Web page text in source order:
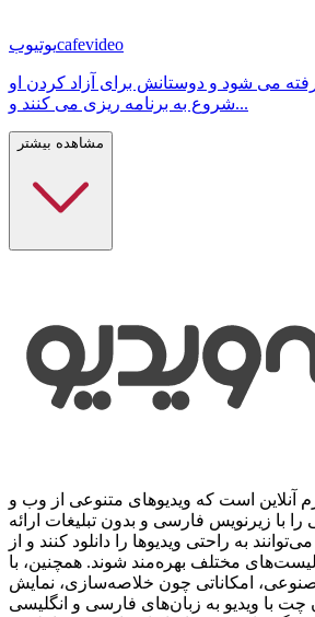
یوتیوبcafevideo
می شود و دوستانش برای آزاد کردن او
شروع به برنامه ریزی می کنند و...
مشاهده بیشتر
آنلاین است که ویدیوهای متنوعی از وب و
با زیرنویس فارسی و بدون تبلیغات ارائه
به راحتی ویدیوها را دانلود کنند و از
مختلف بهره‌مند شوند. همچنین، با
امکاناتی چون خلاصه‌سازی، نمایش
با ویدیو به زبان‌های فارسی و انگلیسی